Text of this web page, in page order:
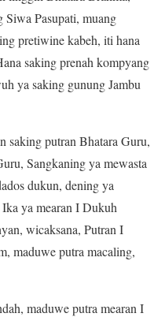
Pasupati, muang
pretiwine kabeh, iti hana
saking prenah kompyang
ya saking gunung Jambu
saking putran Bhatara Guru,
Sangkaning ya mewasta
dukun, dening ya
ya mearan I Dukuh
wicaksana, Putran I
maduwe putra macaling,
maduwe putra mearan I